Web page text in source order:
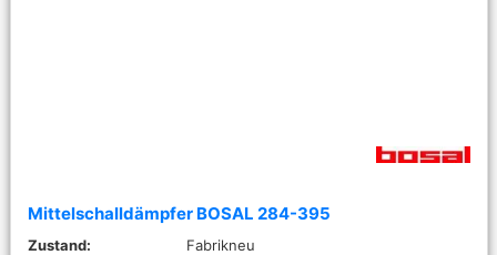
Mittelschalldämpfer BOSAL 284-395
Zustand:
Fabrikneu